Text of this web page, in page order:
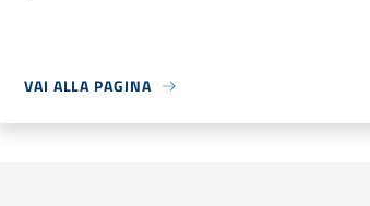
VAI ALLA PAGINA